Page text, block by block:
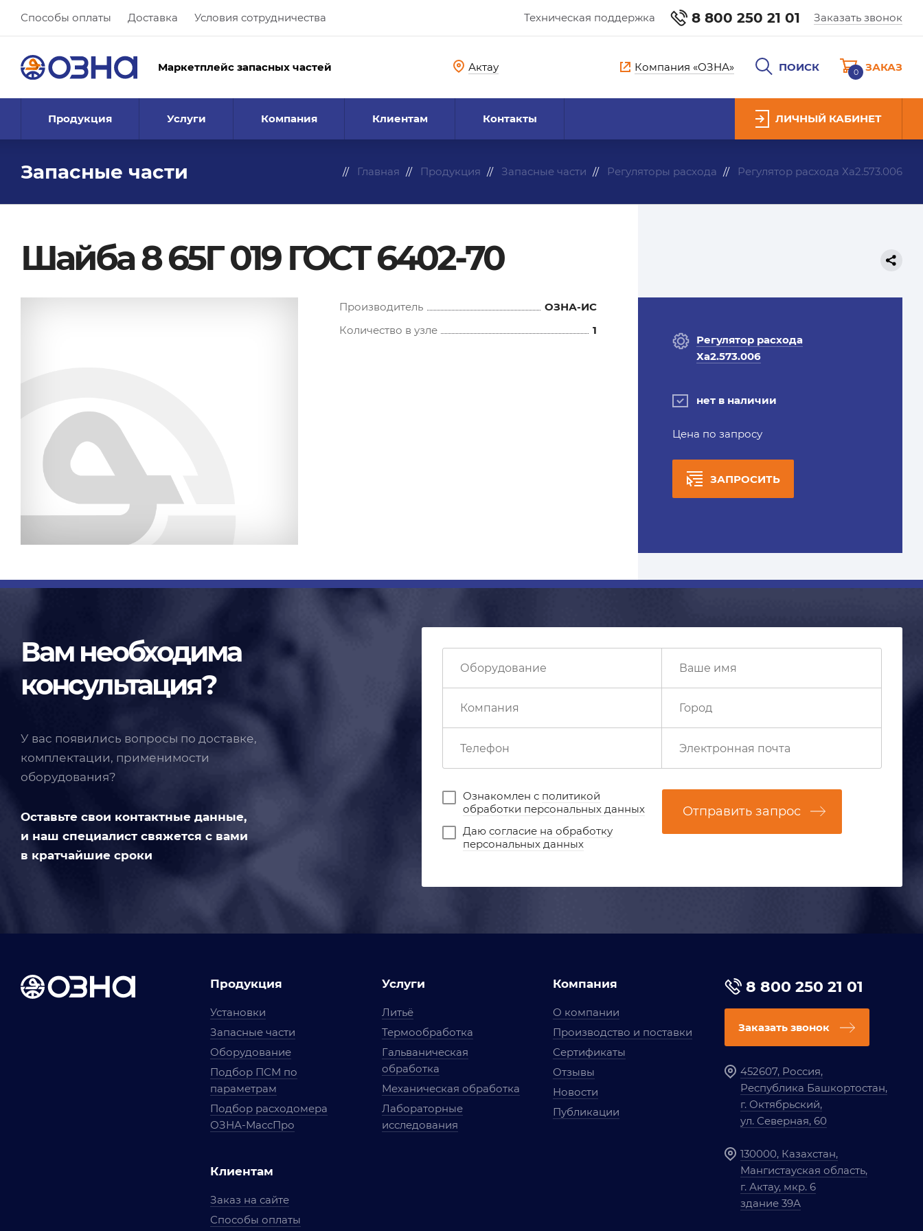
Способы оплаты Доставка Условия сотрудничества Техническая поддержка 8 800 250 21 01 Заказать звонок
Маркетплейс запасных частей Актау Компания «ОЗНА» ПОИСК 0 ЗАКАЗ
Продукция Услуги Компания Клиентам Контакты ЛИЧНЫЙ КАБИНЕТ
Запасные части Главная Продукция Запасные части Регуляторы расхода Регулятор расхода Ха2.573.006
Шайба 8 65Г 019 ГОСТ 6402-70
Производитель
ОЗНА-ИС
Количество в узле
1
Регулятор расхода
Ха2.573.006
нет в наличии
Цена по запросу
ЗАПРОСИТЬ
Вам необходима
консультация?
У вас появились вопросы по доставке,
комплектации, применимости
оборудования?
Оставьте свои контактные данные,
и наш специалист свяжется с вами
в кратчайшие сроки
Ознакомлен с политикой
обработки персональных данных
Даю согласие на обработку
персональных данных
Отправить запрос
Продукция
Установки
Запасные части
Оборудование
Подбор ПСМ по
параметрам
Подбор расходомера
ОЗНА-МассПро
Клиентам
Заказ на сайте
Способы оплаты
Услуги
Литьё
Термообработка
Гальваническая
обработка
Механическая обработка
Лабораторные
исследования
Компания
О компании
Производство и поставки
Сертификаты
Отзывы
Новости
Публикации
8 800 250 21 01
Заказать звонок
452607, Россия,
Республика Башкортостан,
г. Октябрьский,
ул. Северная, 60
130000, Казахстан,
Мангистауская область,
г. Актау, мкр. 6
здание 39А